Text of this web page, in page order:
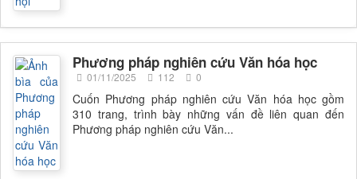
Phương pháp nghiên cứu Văn hóa học
01/11/2025 112 0
Cuốn Phương pháp nghiên cứu Văn hóa học gồm
310 trang, trình bày những vấn đề liên quan đến
Phương pháp nghiên cứu Văn...